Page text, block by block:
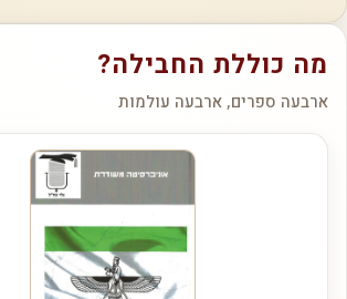
מה כוללת החבילה?
ארבעה ספרים, ארבעה עולמות